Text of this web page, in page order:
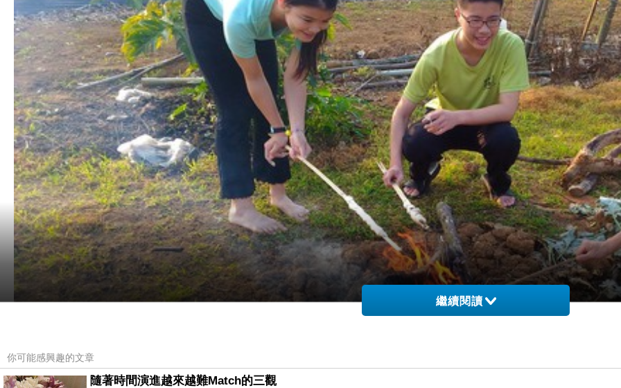
繼續閱讀
你可能感興趣的文章
隨著時間演進越來越難Match的三觀